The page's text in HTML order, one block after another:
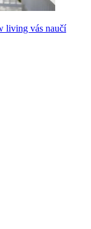
living vás naučí